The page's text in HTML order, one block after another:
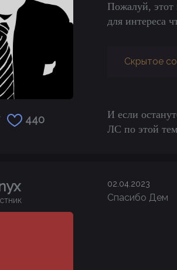
440
Пожалуй, этот
для интереса
Скрытое
И если
ЛС по этой
02.04.2023
Спасибо Дем